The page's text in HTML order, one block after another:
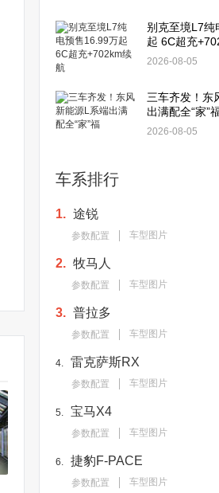
国产路虎发现神行或9月
纯爷们座
别克至境L7纯
起 6C超充
2026-08-05
三车齐发！东
出满配全“家”
2026-08-05
车系排行
1. 途锐
参数配置 车型图片
2. 牧马人
参数配置 车型图片
3. 普拉多
参数配置 车型图片
4. 雷克萨斯RX
参数配置 车型图片
5. 宝马X4
参数配置 车型图片
6. 捷豹F-PACE
参数配置 车型图片